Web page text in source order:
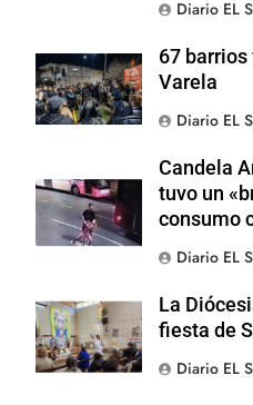
Diario EL
67 barrios
Varela
Diario EL
Candela
tuvo un
consumo
Diario EL
La
fiesta de
Diario EL